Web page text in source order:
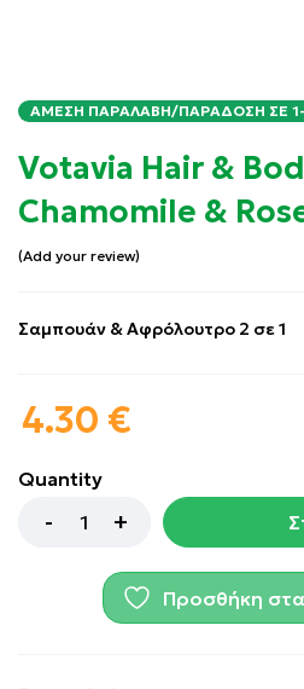
ΆΜΕΣΗ ΠΑΡΑΛΑΒΉ/ΠΑΡΆΔΟΣΗ ΣΕ
Votavia Hair &
Chamomile &
Add your review
Σαμπουάν & Αφρόλουτρο 2 σε 1
4.30 €
Quantity
Προσθήκη